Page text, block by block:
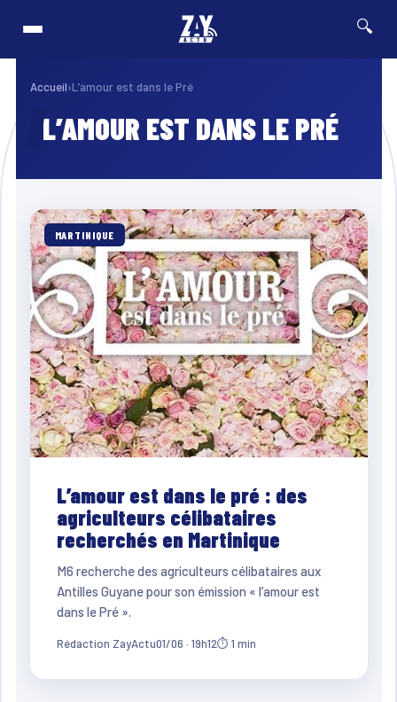
🔍
⚡ Breaking
de terrain pour retrouver les derniers véhicules concernés FRANCE &
Accueil›L’amour est dans le Pré
L’AMOUR EST DANS LE PRÉ
MARTINIQUE
L’amour est dans le pré : des
agriculteurs célibataires
recherchés en Martinique
M6 recherche des agriculteurs célibataires aux
Antilles Guyane pour son émission « l’amour est
dans le Pré ».
Rédaction ZayActu01/06 · 19h12⏱ 1 min